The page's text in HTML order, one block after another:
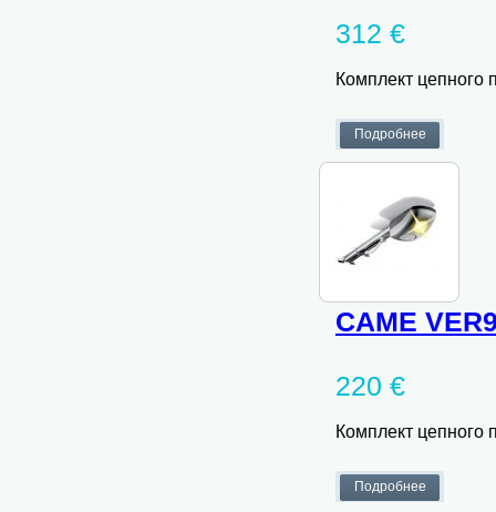
312 €
Комплект цепного
CAME
220 €
Комплект цепного